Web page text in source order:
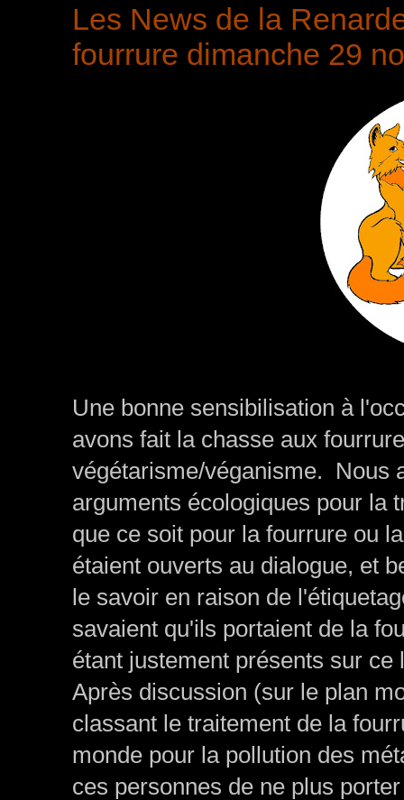
Les News de la
fourrure dimanche 29
Une bonne sensibilisation à
avons fait la chasse aux
végétarisme/véganisme. Nous
arguments écologiques pour la
que ce soit pour la fourrure ou
étaient ouverts au dialogue, et
le savoir en raison de
savaient qu'ils portaient de la
étant justement présents sur
Après discussion (sur le plan
classant le traitement de la
monde pour la pollution des
ces personnes de ne plus